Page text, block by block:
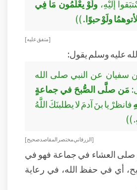
إَليْهِ، ولَوْ يعْلَمُون مَا فِي
ولَوْ حبوًا.))
[ متفق عليه ]
عليه وسلم يقول:
عن النبي صلى الله
مَن صلَّى الصُّبحَ في جماعةٍ
فانظرْ يا بنَ آدمَ لا يطلبنَكَ اللَّهُ
))
[ الزرقاني مختصر المقاصد صحيح ]
العشاء في جماعة فهو في
أي في حفظ الله، في رعاية